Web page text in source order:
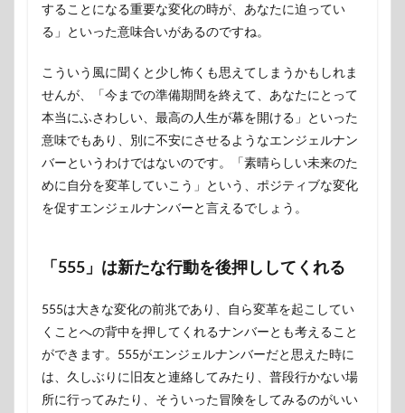
することになる重要な変化の時が、あなたに迫ってい
る」といった意味合いがあるのですね。
こういう風に聞くと少し怖くも思えてしまうかもしれま
せんが、「今までの準備期間を終えて、あなたにとって
本当にふさわしい、最高の人生が幕を開ける」といった
意味でもあり、別に不安にさせるようなエンジェルナン
バーというわけではないのです。「素晴らしい未来のた
めに自分を変革していこう」という、ポジティブな変化
を促すエンジェルナンバーと言えるでしょう。
「555」は新たな行動を後押ししてくれる
555は大きな変化の前兆であり、自ら変革を起こしてい
くことへの背中を押してくれるナンバーとも考えること
ができます。555がエンジェルナンバーだと思えた時に
は、久しぶりに旧友と連絡してみたり、普段行かない場
所に行ってみたり、そういった冒険をしてみるのがいい